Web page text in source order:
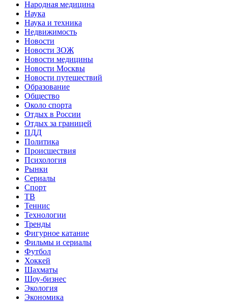
Народная медицина
Наука
Наука и техника
Недвижимость
Новости
Новости ЗОЖ
Новости медицины
Новости Москвы
Новости путешествий
Образование
Общество
Около спорта
Отдых в России
Отдых за границей
ПДД
Политика
Происшествия
Психология
Рынки
Сериалы
Спорт
ТВ
Теннис
Технологии
Тренды
Фигурное катание
Фильмы и сериалы
Футбол
Хоккей
Шахматы
Шоу-бизнес
Экология
Экономика